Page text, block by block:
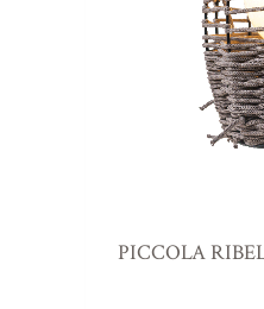
PICCOLA